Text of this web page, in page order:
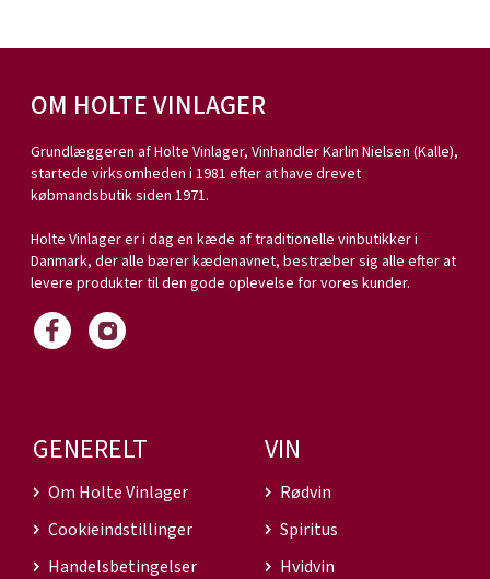
OM HOLTE VINLAGER
Grundlæggeren af Holte Vinlager, Vinhandler Karlin Nielsen (Kalle),
startede virksomheden i 1981 efter at have drevet
købmandsbutik siden 1971.
Holte Vinlager er i dag en kæde af traditionelle vinbutikker i
Danmark, der alle bærer kædenavnet, bestræber sig alle efter at
levere produkter til den gode oplevelse for vores kunder.
GENERELT
Om Holte Vinlager
Cookieindstillinger
Handelsbetingelser
VIN
Rødvin
Spiritus
Hvidvin